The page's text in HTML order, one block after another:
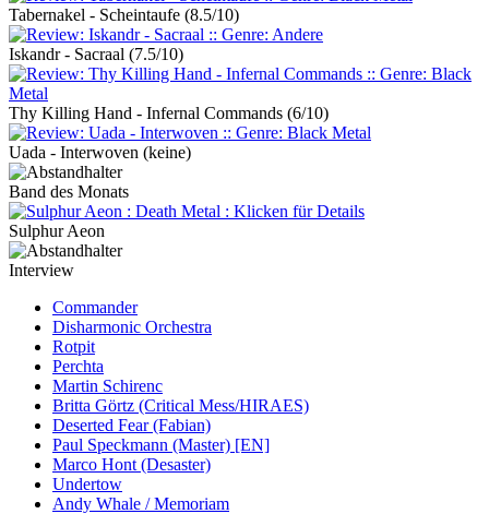
Tabernakel - Scheintaufe (8.5/10)
Iskandr - Sacraal (7.5/10)
Thy Killing Hand - Infernal Commands (6/10)
Uada - Interwoven (keine)
Band des Monats
Sulphur Aeon
Interview
Commander
Disharmonic Orchestra
Rotpit
Perchta
Martin Schirenc
Britta Görtz (Critical Mess/HIRAES)
Deserted Fear (Fabian)
Paul Speckmann (Master) [EN]
Marco Hont (Desaster)
Undertow
Andy Whale / Memoriam